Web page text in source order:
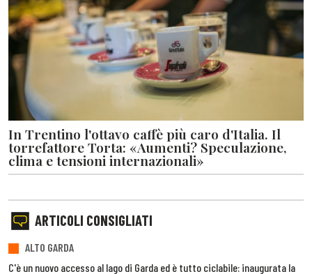
In Trentino l'ottavo caffè più caro d'Italia. Il
torrefattore Torta: «Aumenti? Speculazione,
clima e tensioni internazionali»
ARTICOLI CONSIGLIATI
ALTO GARDA
C'è un nuovo accesso al lago di Garda ed è tutto ciclabile: inaugurata la